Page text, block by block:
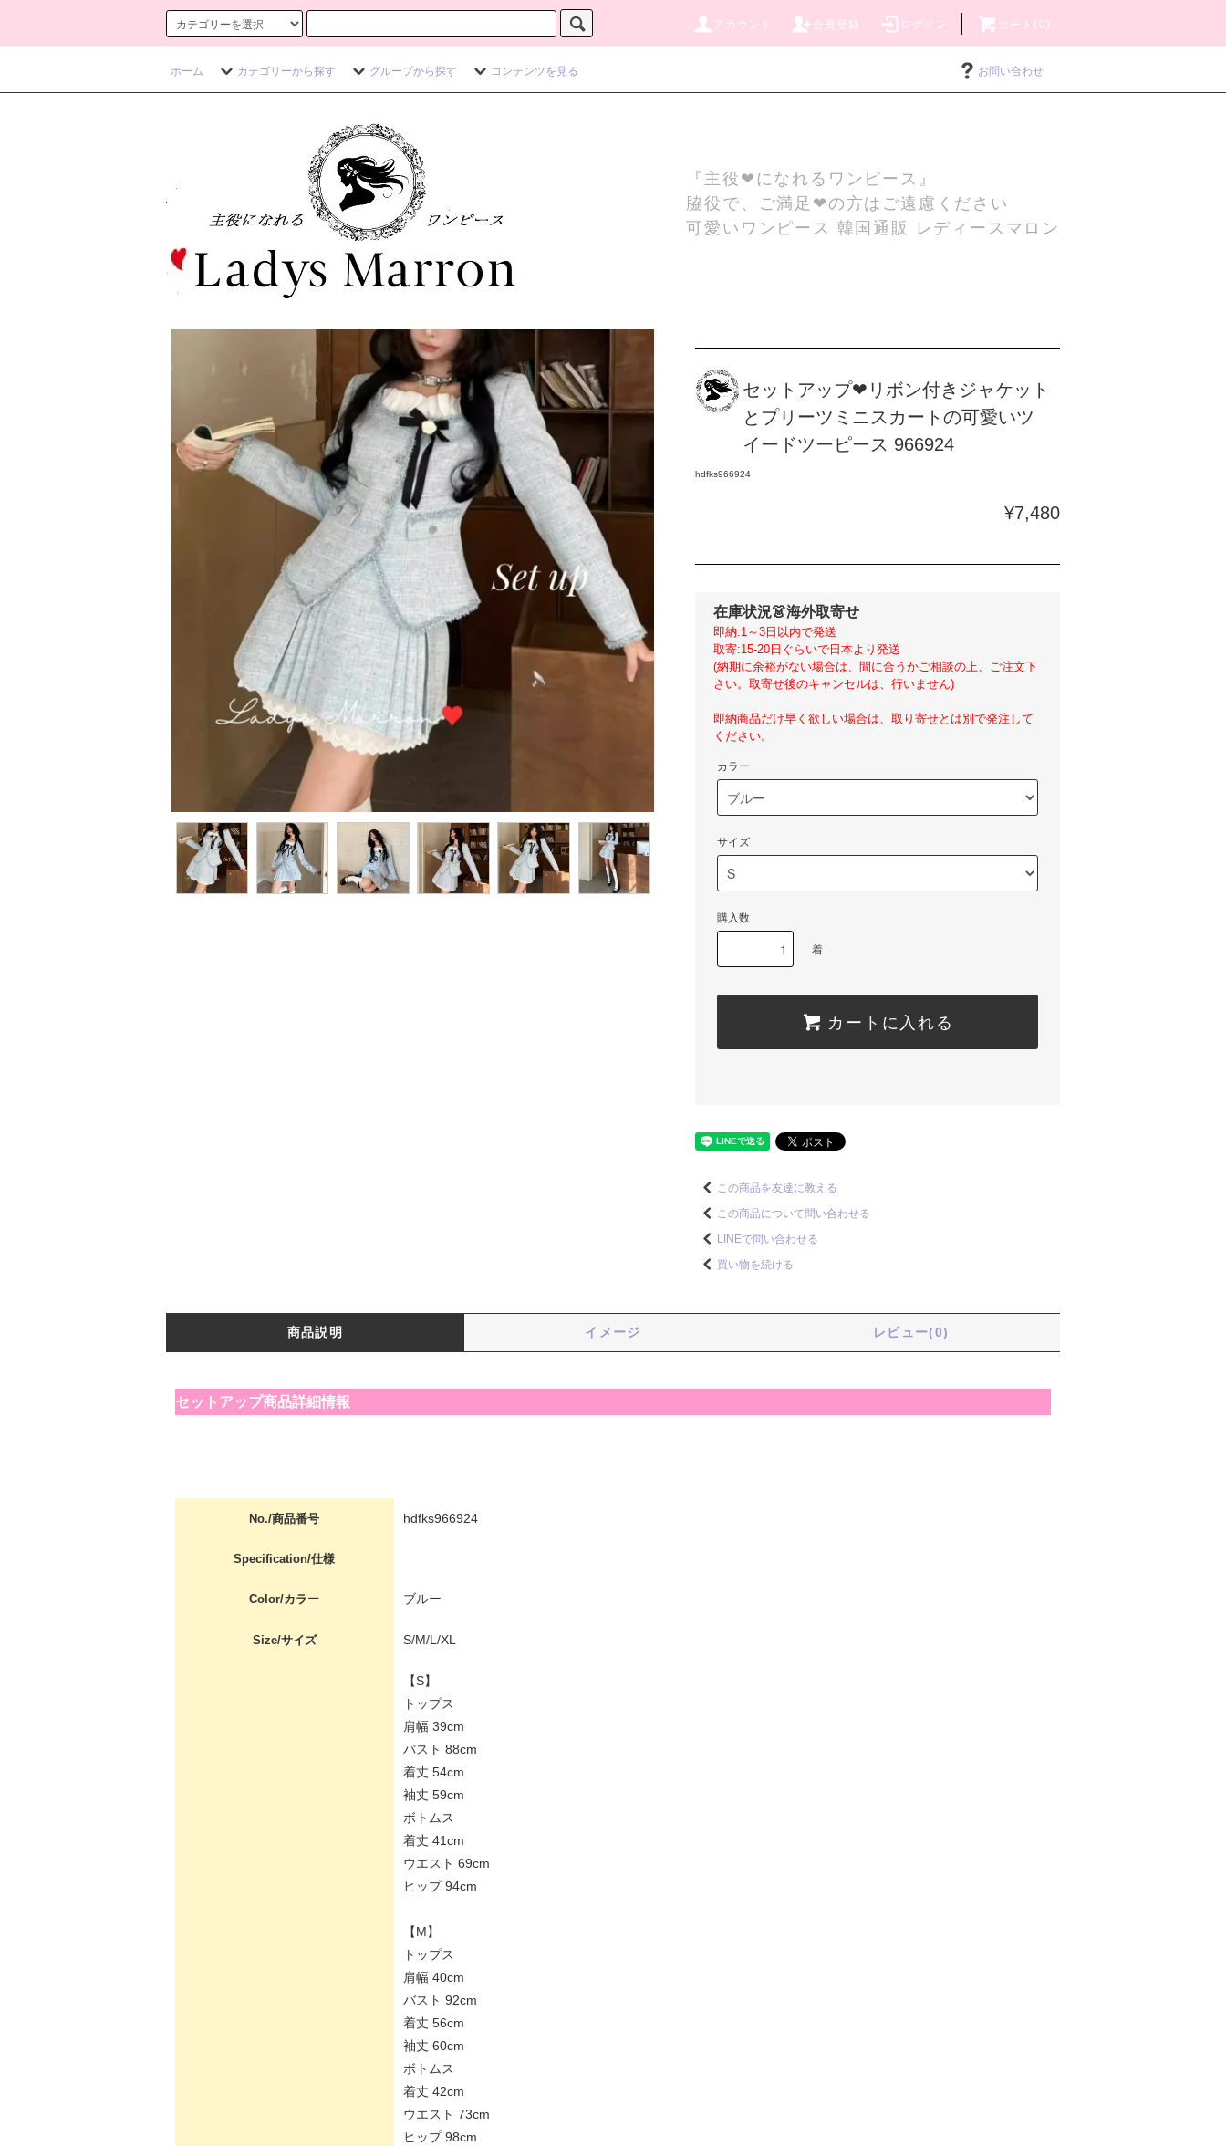
アカウント 会員登録 ログイン カート(0)
ホーム カテゴリーから探す グループから探す コンテンツを見る お問い合わせ
『主役❤になれるワンピース』
脇役で、ご満足❤の方はご遠慮ください
可愛いワンピース 韓国通販 レディースマロン
セットアップ❤リボン付きジャケット
とプリーツミニスカートの可愛いツ
イードツーピース 966924
hdfks966924
¥7,480
在庫状況👗海外取寄せ
即納:1～3日以内で発送
取寄:15-20日ぐらいで日本より発送
(納期に余裕がない場合は、間に合うかご相談の上、ご注文下
さい。取寄せ後のキャンセルは、行いません)
即納商品だけ早く欲しい場合は、取り寄せとは別で発注して
ください。
カラー
サイズ
購入数
着
カートに入れる
この商品を友達に教える
この商品について問い合わせる
LINEで問い合わせる
買い物を続ける
商品説明 イメージ レビュー(0)
セットアップ商品詳細情報
No./商品番号 hdfks966924
Specification/仕様
Color/カラー ブルー
Size/サイズ S/M/L/XL
【S】
トップス
肩幅 39cm
バスト 88cm
着丈 54cm
袖丈 59cm
ボトムス
着丈 41cm
ウエスト 69cm
ヒップ 94cm
【M】
トップス
肩幅 40cm
バスト 92cm
着丈 56cm
袖丈 60cm
ボトムス
着丈 42cm
ウエスト 73cm
ヒップ 98cm